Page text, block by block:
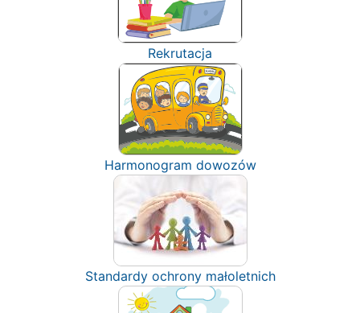
Rekrutacja
Harmonogram dowozów
Standardy ochrony małoletnich